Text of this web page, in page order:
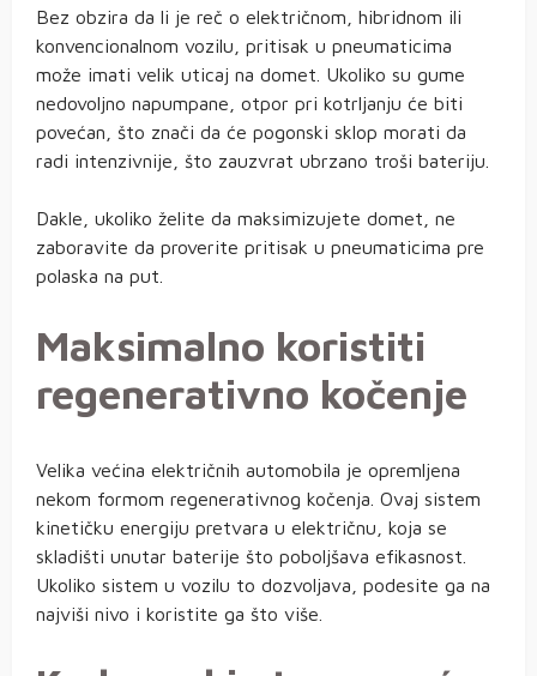
Bez obzira da li je reč o električnom, hibridnom ili
konvencionalnom vozilu, pritisak u pneumaticima
može imati velik uticaj na domet. Ukoliko su gume
nedovoljno napumpane, otpor pri kotrljanju će biti
povećan, što znači da će pogonski sklop morati da
radi intenzivnije, što zauzvrat ubrzano troši bateriju.
Dakle, ukoliko želite da maksimizujete domet, ne
zaboravite da proverite pritisak u pneumaticima pre
polaska na put.
Maksimalno koristiti
regenerativno kočenje
Velika većina električnih automobila je opremljena
nekom formom regenerativnog kočenja. Ovaj sistem
kinetičku energiju pretvara u električnu, koja se
skladišti unutar baterije što poboljšava efikasnost.
Ukoliko sistem u vozilu to dozvoljava, podesite ga na
najviši nivo i koristite ga što više.